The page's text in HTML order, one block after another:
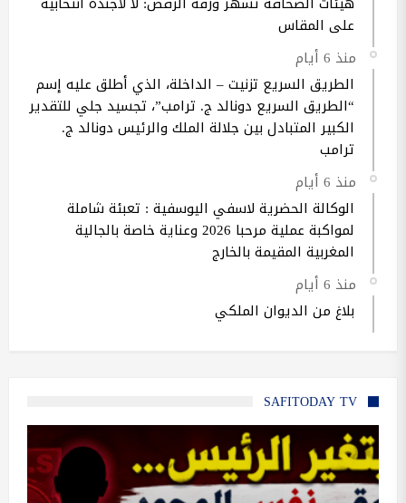
على المقاس
منذ 6 أيام
الطريق السريع تزنيت – الداخلة، الذي أطلق عليه إسم
“الطريق السريع دونالد ج. ترامب”، تجسيد جلي للتقدير
الكبير المتبادل بين جلالة الملك والرئيس دونالد ج.
ترامب
منذ 6 أيام
الوكالة الحضرية لاسفي اليوسفية : تعبئة شاملة
لمواكبة عملية مرحبا 2026 وعناية خاصة بالجالية
المغربية المقيمة بالخارج
منذ 6 أيام
بلاغ من الديوان الملكي
SAFITODAY TV